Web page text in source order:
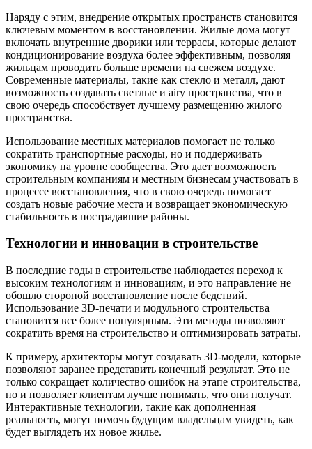
Наряду с этим, внедрение открытых пространств становится
ключевым моментом в восстановлении. Жилые дома могут
включать внутренние дворики или террасы, которые делают
кондиционирование воздуха более эффективным, позволяя
жильцам проводить больше времени на свежем воздухе.
Современные материалы, такие как стекло и металл, дают
возможность создавать светлые и airy пространства, что в
свою очередь способствует лучшему размещению жилого
пространства.
Использование местных материалов помогает не только
сократить транспортные расходы, но и поддерживать
экономику на уровне сообщества. Это дает возможность
строительным компаниям и местным бизнесам участвовать в
процессе восстановления, что в свою очередь помогает
создать новые рабочие места и возвращает экономическую
стабильность в пострадавшие районы.
Технологии и инновации в строительстве
В последние годы в строительстве наблюдается переход к
высоким технологиям и инновациям, и это направление не
обошло стороной восстановление после бедствий.
Использование 3D-печати и модульного строительства
становится все более популярным. Эти методы позволяют
сократить время на строительство и оптимизировать затраты.
К примеру, архитекторы могут создавать 3D-модели, которые
позволяют заранее представить конечный результат. Это не
только сокращает количество ошибок на этапе строительства,
но и позволяет клиентам лучше понимать, что они получат.
Интерактивные технологии, такие как дополненная
реальность, могут помочь будущим владельцам увидеть, как
будет выглядеть их новое жилье.